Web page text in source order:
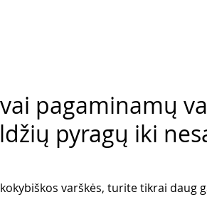
pagaminamų
pyragų iki
varškės, turite tikrai daug